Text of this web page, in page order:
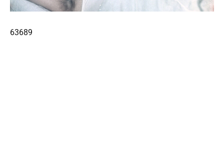
63689